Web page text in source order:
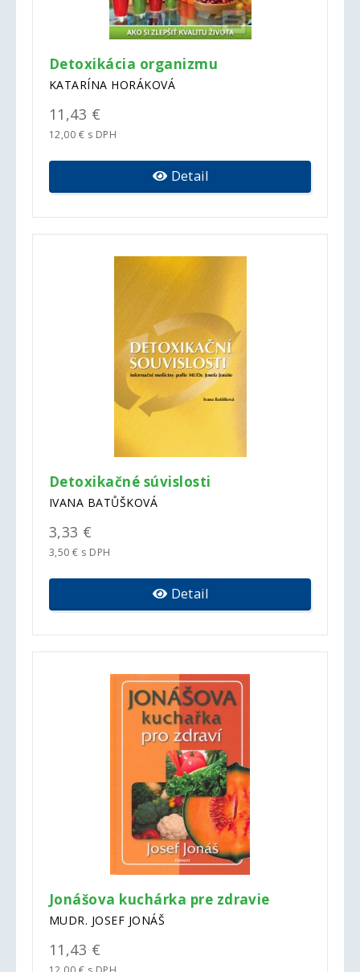
Detoxikácia organizmu
KATARÍNA HORÁKOVÁ
11,43 €
12,00 € s DPH
Detail
Detoxikačné súvislosti
IVANA BATŮŠKOVÁ
3,33 €
3,50 € s DPH
Detail
Jonášova kuchárka pre zdravie
MUDR. JOSEF JONÁŠ
11,43 €